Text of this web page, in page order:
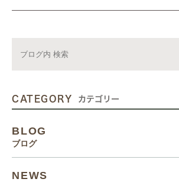
CATEGORY カテゴリー
BLOG
ブログ
NEWS